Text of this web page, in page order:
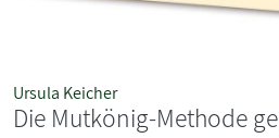
Ursula Keicher
Die Mutkönig-Methode